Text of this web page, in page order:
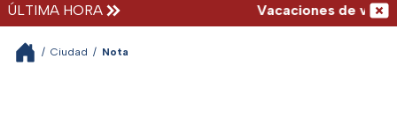
ÚLTIMA HORA Vacaciones de verano
/ Ciudad / Nota